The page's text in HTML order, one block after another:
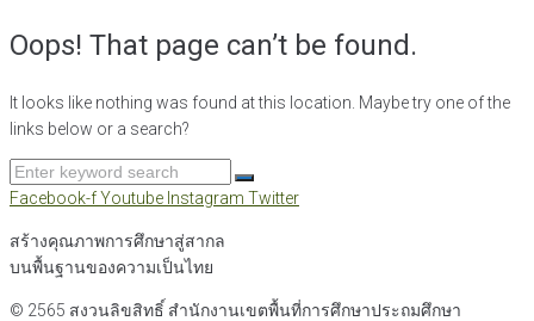
Oops! That page can’t be found.
It looks like nothing was found at this location. Maybe try one of the
links below or a search?
Search
for:
Facebook-fYoutube Instagram Twitter
สร้างคุณภาพการศึกษาสู่สากล
บนพื้นฐานของความเป็นไทย
© 2565 สงวนลิขสิทธิ์ สำนักงานเขตพื้นที่การศึกษาประถมศึกษา